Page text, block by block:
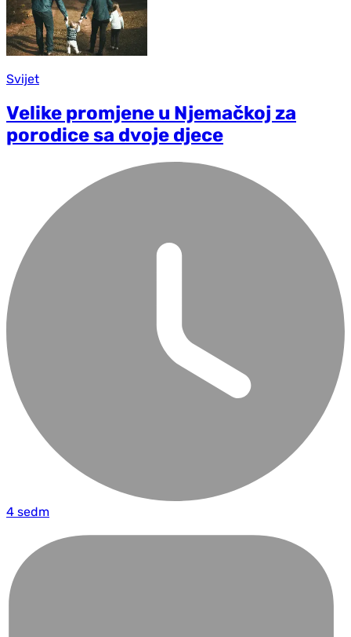
Svijet
Velike promjene u Njemačkoj za
porodice sa dvoje djece
4 sedm